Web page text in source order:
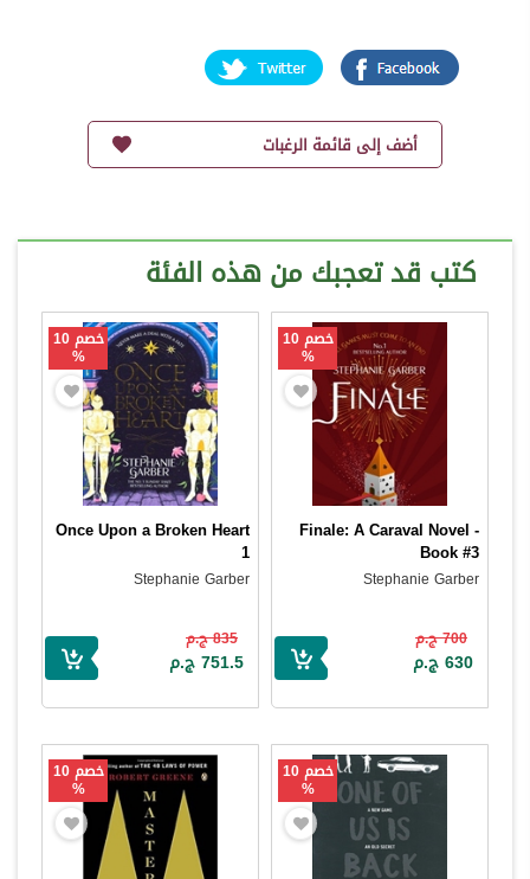
أضف إلى قائمة الرغبات
كتب قد تعجبك من هذه الفئة
خصم 10
%
Finale: A Caraval Novel -
Book #3
Stephanie Garber
700 ج.م
630 ج.م
خصم 10
%
Once Upon a Broken Heart
1
Stephanie Garber
835 ج.م
751.5 ج.م
خصم 10
%
خصم 10
%